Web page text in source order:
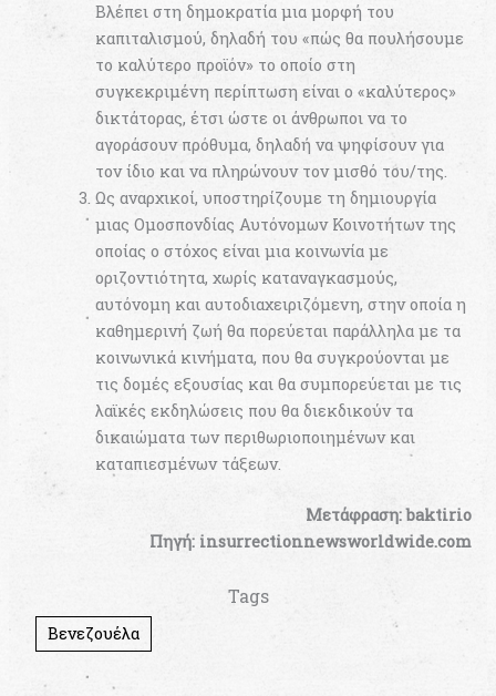
Βλέπει στη δημοκρατία μια μορφή του
καπιταλισμού, δηλαδή του «πώς θα πουλήσουμε
το καλύτερο προϊόν» το οποίο στη
συγκεκριμένη περίπτωση είναι ο «καλύτερος»
δικτάτορας, έτσι ώστε οι άνθρωποι να το
αγοράσουν πρόθυμα, δηλαδή να ψηφίσουν για
τον ίδιο και να πληρώνουν τον μισθό του/της.
Ως αναρχικοί, υποστηρίζουμε τη δημιουργία
μιας Ομοσπονδίας Αυτόνομων Κοινοτήτων της
οποίας ο στόχος είναι μια κοινωνία με
οριζοντιότητα, χωρίς καταναγκασμούς,
αυτόνομη και αυτοδιαχειριζόμενη, στην οποία η
καθημερινή ζωή θα πορεύεται παράλληλα με τα
κοινωνικά κινήματα, που θα συγκρούονται με
τις δομές εξουσίας και θα συμπορεύεται με τις
λαϊκές εκδηλώσεις που θα διεκδικούν τα
δικαιώματα των περιθωριοποιημένων και
καταπιεσμένων τάξεων.
Μετάφραση: baktirio
Πηγή: insurrectionnewsworldwide.com
Tags
Βενεζουέλα